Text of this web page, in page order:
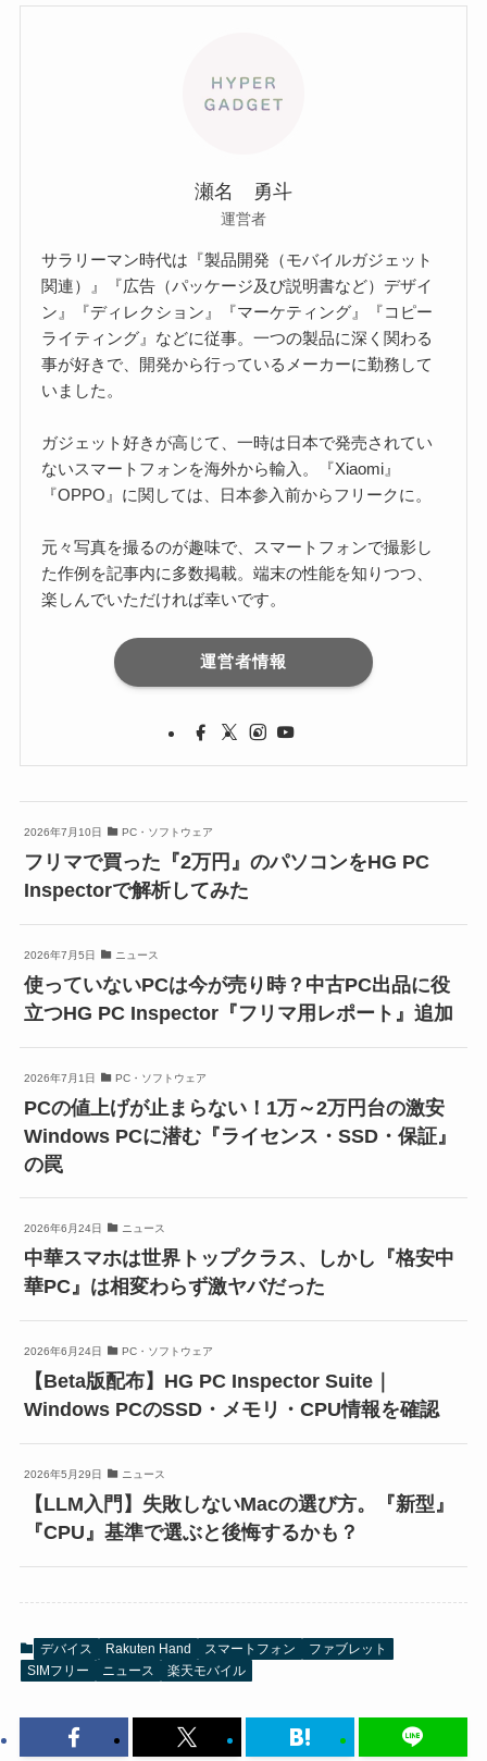
瀬名 勇斗
運営者
サラリーマン時代は『製品開発（モバイルガジェット
関連）』『広告（パッケージ及び説明書など）デザイ
ン』『ディレクション』『マーケティング』『コピー
ライティング』などに従事。一つの製品に深く関わる
事が好きで、開発から行っているメーカーに勤務して
いました。
ガジェット好きが高じて、一時は日本で発売されてい
ないスマートフォンを海外から輸入。『Xiaomi』
『OPPO』に関しては、日本参入前からフリークに。
元々写真を撮るのが趣味で、スマートフォンで撮影し
た作例を記事内に多数掲載。端末の性能を知りつつ、
楽しんでいただければ幸いです。
運営者情報
2026年7月10日 PC・ソフトウェア
フリマで買った『2万円』のパソコンをHG PC
Inspectorで解析してみた
2026年7月5日 ニュース
使っていないPCは今が売り時？中古PC出品に役
立つHG PC Inspector『フリマ用レポート』追加
2026年7月1日 PC・ソフトウェア
PCの値上げが止まらない！1万～2万円台の激安
Windows PCに潜む『ライセンス・SSD・保証』
の罠
2026年6月24日 ニュース
中華スマホは世界トップクラス、しかし『格安中
華PC』は相変わらず激ヤバだった
2026年6月24日 PC・ソフトウェア
【Beta版配布】HG PC Inspector Suite｜
Windows PCのSSD・メモリ・CPU情報を確認
2026年5月29日 ニュース
【LLM入門】失敗しないMacの選び方。『新型』
『CPU』基準で選ぶと後悔するかも？
デバイス Rakuten Hand スマートフォン
ファブレット
SIMフリー
ニュース 楽天モバイル